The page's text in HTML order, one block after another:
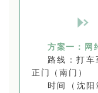
方案一：网
路线：打车
正门（南门）
时间（沈